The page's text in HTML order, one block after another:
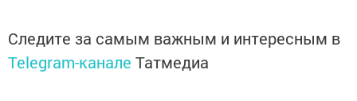
Следите за самым важным и интересным в
Telegram-канале Татмедиа